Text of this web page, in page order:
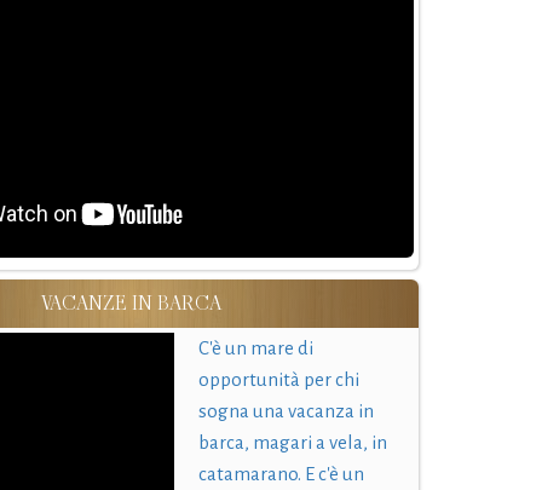
VACANZE IN BARCA
C'è un mare di
opportunità per chi
sogna una vacanza in
barca, magari a vela, in
catamarano. E c'è un